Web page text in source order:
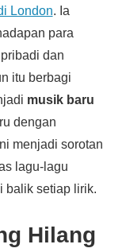
London. Ia
para
dan
itu berbagi
musik baru
dengan
menjadi sorotan
lagu-lagu
balik setiap lirik.
Hilang